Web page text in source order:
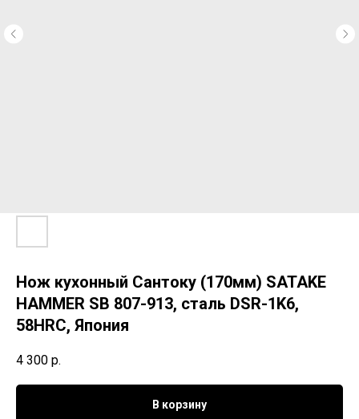
Нож кухонный Сантоку (170мм) SATAKE
HAMMER SB 807-913, сталь DSR-1K6,
58HRC, Япония
4 300 р.
В корзину